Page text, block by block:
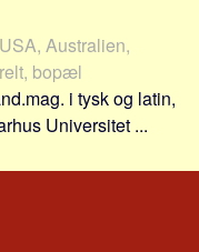
Australien,
bopæl
i tysk og latin,
Universitet ...